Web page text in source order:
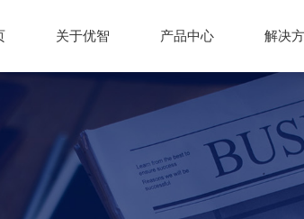
关于优智 产品中心 解决